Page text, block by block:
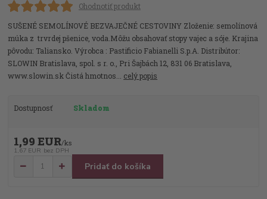
Ohodnotiť produkt
SUŠENÉ SEMOLÍNOVÉ BEZVAJEČNÉ CESTOVINY Zloženie: semolínová
múka z trvrdej pšenice, voda.Môžu obsahovať stopy vajec a sóje. Krajina
pôvodu: Taliansko. Výrobca : Pastificio Fabianelli S.p.A. Distribútor:
SLOWIN Bratislava, spol. s r. o., Pri Šajbách 12, 831 06 Bratislava,
www.slowin.sk Čistá hmotnos... celý popis
Dostupnosť Skladom
1,99 EUR/ks
1,67 EUR bez DPH
Pridať do košíka